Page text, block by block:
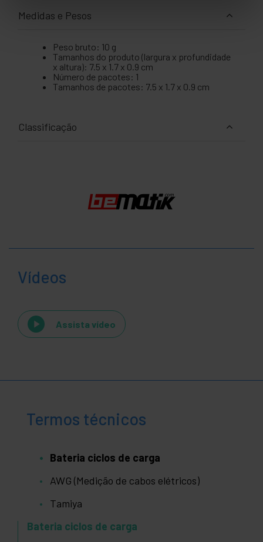
Medidas e Pesos
Peso bruto: 10 g
Tamanhos do produto (largura x profundidade
x altura): 7.5 x 1.7 x 0.9 cm
Número de pacotes: 1
Tamanhos de pacotes: 7.5 x 1.7 x 0.9 cm
Classificação
Vídeos
Assista vídeo
Termos técnicos
Bateria ciclos de carga
AWG (Medição de cabos elétricos)
Tamiya
Bateria ciclos de carga